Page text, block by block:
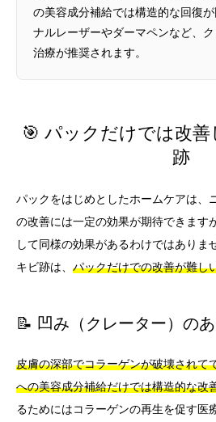
の美容成分補給では構造的な回復
ナルレーザーやダーマペンなど、
治療が推奨されます。
🎯 パックだけでは改
跡
パックをはじめとしたホームケアは、
の改善には一定の効果が期待できます
して同様の効果があるわけではありま
キビ跡は、 パックだけでの改善が難し
📝 凹み（クレーター）の
皮膚の深部でコラーゲンが破壊されて
への美容成分補給だけでは構造的な改
るためにはコラーゲンの再生を促す医